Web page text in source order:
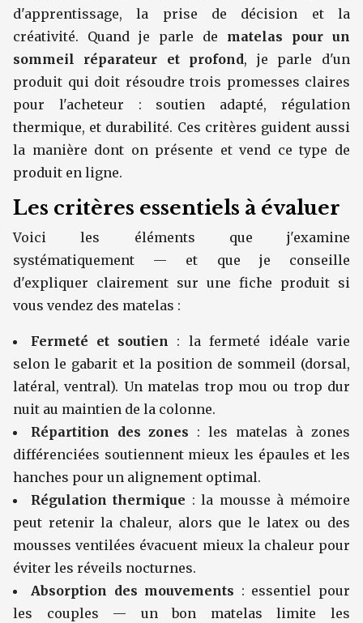
d'apprentissage, la prise de décision et la
créativité. Quand je parle de matelas pour un
sommeil réparateur et profond, je parle d'un
produit qui doit résoudre trois promesses claires
pour l'acheteur : soutien adapté, régulation
thermique, et durabilité. Ces critères guident aussi
la manière dont on présente et vend ce type de
produit en ligne.
Les critères essentiels à évaluer
Voici les éléments que j'examine
systématiquement — et que je conseille
d'expliquer clairement sur une fiche produit si
vous vendez des matelas :
Fermeté et soutien : la fermeté idéale varie
selon le gabarit et la position de sommeil (dorsal,
latéral, ventral). Un matelas trop mou ou trop dur
nuit au maintien de la colonne.
Répartition des zones : les matelas à zones
différenciées soutiennent mieux les épaules et les
hanches pour un alignement optimal.
Régulation thermique : la mousse à mémoire
peut retenir la chaleur, alors que le latex ou des
mousses ventilées évacuent mieux la chaleur pour
éviter les réveils nocturnes.
Absorption des mouvements : essentiel pour
les couples — un bon matelas limite les